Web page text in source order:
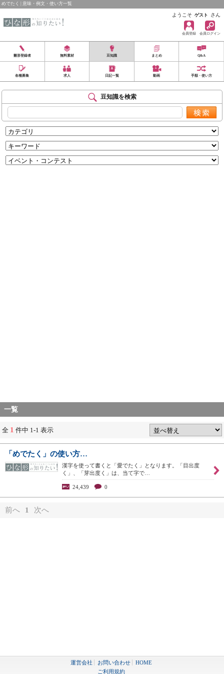
めでたく | 意味・例文・使い方一覧
ようこそ ゲスト さん
会員登録 会員ログイン
雛形登録者 無料素材 豆知識 まとめ Q&A
各種募集 求人 日記一覧 動画 手順・使い方
豆知識を検索
一覧
全 1 件中 1-1 表示
「めでたく」の使い方…
漢字を使って書くと「愛でたく」となります。「目出度
く」、「芽出度く」は、当て字で…
24,439 0
前へ 1 次へ
運営会社 お問い合わせ
HOME
ご利用規約